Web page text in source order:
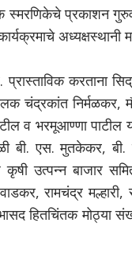
स्मरणिकेचे प्रकाशन
अध्यक्षस्थानी
करताना
चंद्रकांत निर्मळकर,
व भरमूआण्णा पाटील
बी. एस. मुतकेकर, बी.
उत्पन्न बाजार
रामचंद्र मल्हारी,
हितचिंतक मोठ्या